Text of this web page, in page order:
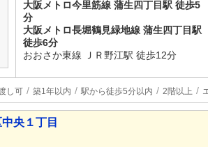
大阪メトロ今里筋線 蒲生四丁目駅 徒歩5
分
大阪メトロ長堀鶴見緑地線 蒲生四丁目駅
徒歩6分
おおさか東線 ＪＲ野江駅 徒歩12分
し可 築1年以内 駅から徒歩5分以内 2階以上
央１丁目